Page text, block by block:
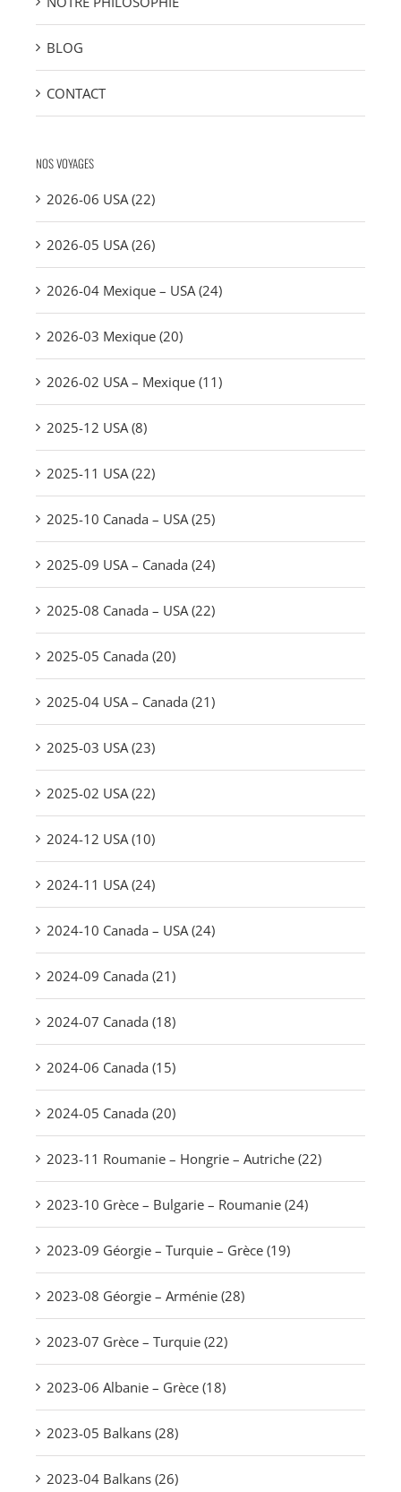
BLOG
CONTACT
NOS VOYAGES
2026-06 USA (22)
2026-05 USA (26)
2026-04 Mexique – USA (24)
2026-03 Mexique (20)
2026-02 USA – Mexique (11)
2025-12 USA (8)
2025-11 USA (22)
2025-10 Canada – USA (25)
2025-09 USA – Canada (24)
2025-08 Canada – USA (22)
2025-05 Canada (20)
2025-04 USA – Canada (21)
2025-03 USA (23)
2025-02 USA (22)
2024-12 USA (10)
2024-11 USA (24)
2024-10 Canada – USA (24)
2024-09 Canada (21)
2024-07 Canada (18)
2024-06 Canada (15)
2024-05 Canada (20)
2023-11 Roumanie – Hongrie – Autriche (22)
2023-10 Grèce – Bulgarie – Roumanie (24)
2023-09 Géorgie – Turquie – Grèce (19)
2023-08 Géorgie – Arménie (28)
2023-07 Grèce – Turquie (22)
2023-06 Albanie – Grèce (18)
2023-05 Balkans (28)
2023-04 Balkans (26)